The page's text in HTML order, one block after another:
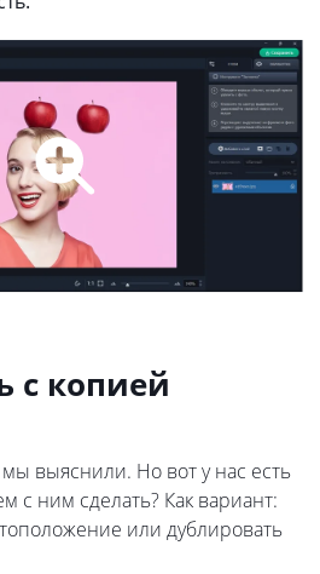
с копией
мы выяснили. Но вот у нас есть
с ним сделать? Как вариант:
или дублировать